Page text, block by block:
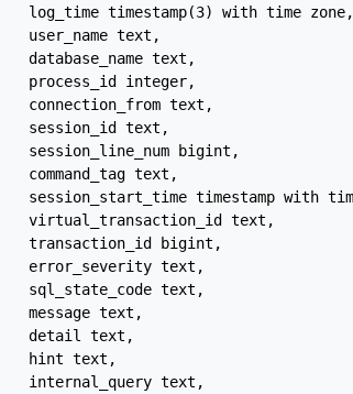
  log_time timestamp(3) with time zone,
  user_name text,
  database_name text,
  process_id integer,
  connection_from text,
  session_id text,
  session_line_num bigint,
  command_tag text,
session_start_time timestamp with
  virtual_transaction_id text,
  transaction_id bigint,
  error_severity text,
  sql_state_code text,
  message text,
  detail text,
  hint text,
  internal_query text,